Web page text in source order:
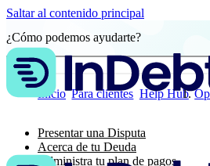
Saltar al contenido principal
¿Cómo podemos ayudarte?
Inicio Para clientes Help Hub
Presentar una Disputa
Acerca de tu Deuda
Administra tu plan de pagos